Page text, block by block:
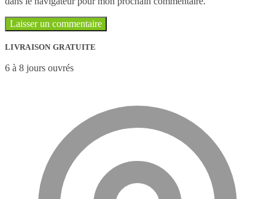
LIVRAISON GRATUITE
6 à 8 jours ouvrés